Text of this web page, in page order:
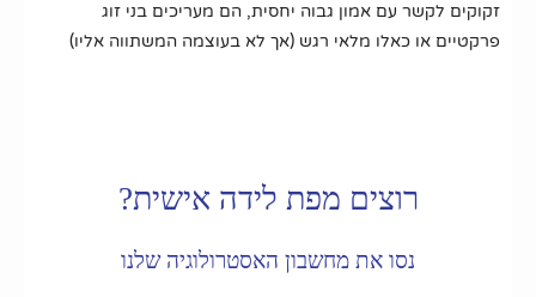
זקוקים לקשר עם אמון גבוה יחסית, הם מעריכים בני זוג
פרקטיים או כאלו מלאי רגש (אך לא בעוצמה המשתווה אליו)
רוצים מפת לידה אישית?
נסו את מחשבון האסטרולוגיה שלנו